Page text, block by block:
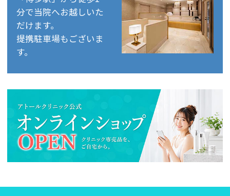
分で当院へお越しいた
だけます。
提携駐車場もございま
す。